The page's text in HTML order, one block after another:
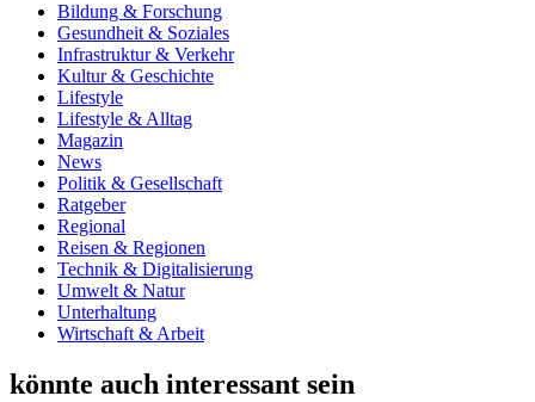
Bildung & Forschung
Gesundheit & Soziales
Infrastruktur & Verkehr
Kultur & Geschichte
Lifestyle
Lifestyle & Alltag
Magazin
News
Politik & Gesellschaft
Ratgeber
Regional
Reisen & Regionen
Technik & Digitalisierung
Umwelt & Natur
Unterhaltung
Wirtschaft & Arbeit
könnte auch interessant sein